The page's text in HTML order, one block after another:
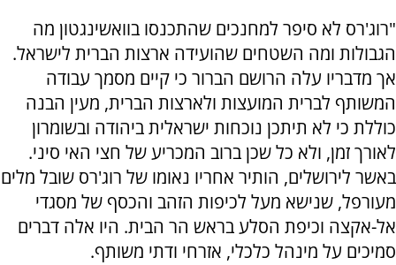
"רוג'רס לא סיפר למחנכים שהתכנסו בוואשינגטון מה
הגבולות ומה השטחים שהועידה ארצות הברית לישראל.
אך מדבריו עלה הרושם הברור כי קיים מסמך עבודה
המשותף לברית המועצות ולארצות הברית, מעין הבנה
כוללת כי לא תיתכן נוכחות ישראלית ביהודה ובשומרון
לאורך זמן, ולא כל שכן ברוב המכריע של חצי האי סיני.
באשר לירושלים, הותיר אחריו נאומו של רוג'רס שובל מלים
מעורפל, שנישא מעל לכיפות הזהב והכסף של מסגדי
אל-אקצה וכיפת הסלע בראש הר הבית. היו אלה דברים
סמיכים על מינהל כלכלי, אזרחי ודתי משותף.